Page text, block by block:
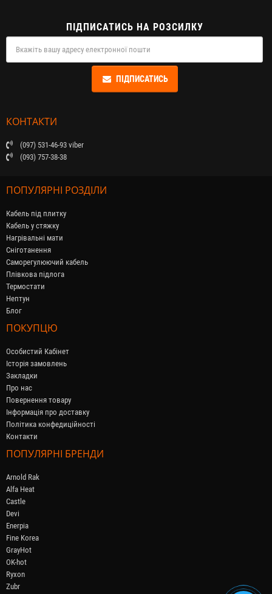
ПІДПИСАТИСЬ НА РОЗСИЛКУ
ПІДПИСАТИСЬ
КОНТАКТИ
(097) 531-46-93 viber
(093) 757-38-38
ПОПУЛЯРНІ РОЗДІЛИ
Кабель під плитку
Кабель у стяжку
Нагрівальні мати
Сніготанення
Саморегулюючий кабель
Плівкова підлога
Термостати
Нептун
Блог
ПОКУПЦЮ
Особистий Кабінет
Історія замовлень
Закладки
Про нас
Повернення товару
Інформація про доставку
Політика конфедиційності
Контакти
ПОПУЛЯРНІ БРЕНДИ
Arnold Rak
Alfa Heat
Castle
Devi
Enerpia
Fine Korea
GrayHot
OK-hot
Ryxon
Zubr